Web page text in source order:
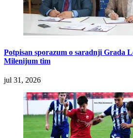
Potpisan sporazum o saradnji Grada
Milenijum tim
jul 31, 2026